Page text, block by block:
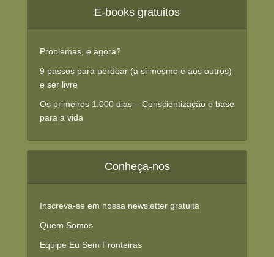
E-books gratuitos
Problemas, e agora?
9 passos para perdoar (a si mesmo e aos outros)
e ser livre
Os primeiros 1.000 dias – Conscientização e base
para a vida
Conheça-nos
Inscreva-se em nossa newsletter gratuita
Quem Somos
Equipe Eu Sem Fronteiras